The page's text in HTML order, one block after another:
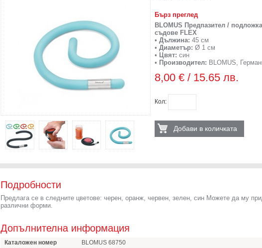
Бърз преглед
BLOMUS Предпазител /
съдове FLEX
• Дължина: 45 см
• Диаметър: Ø 1 см
• Цвят: син
• Производител: BLOMUS,
8,00 € / 15.65 лв.
Кол:
Добави в количката
Подробности
Предлага се в следните цветове: черен, оранж, червен, зелен, син Можете да му
различни форми.
Допълнителна информация
Каталожен номер
BLOMUS 68750